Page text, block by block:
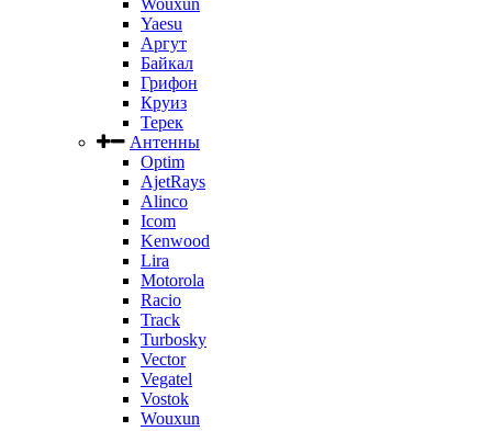
Wouxun
Yaesu
Аргут
Байкал
Грифон
Круиз
Терек
Антенны
Optim
AjetRays
Alinco
Icom
Kenwood
Lira
Motorola
Racio
Track
Turbosky
Vector
Vegatel
Vostok
Wouxun